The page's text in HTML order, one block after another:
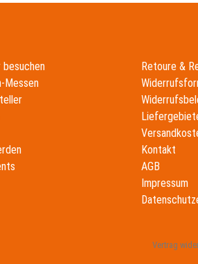
besuchen
Messen
Retoure &
Kontakt
AGB
Impressum
Vertrag